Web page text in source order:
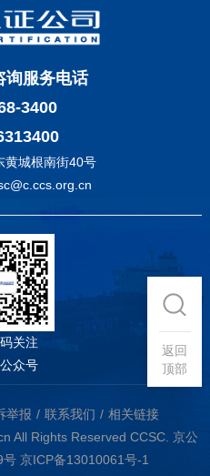
返回
顶部
询服务电话
3400
黄城根南街40号
关注
众号
举报 联系我们
相关链接
All Rights Reserved CCSC.京公
号 京ICP备13010061号-1